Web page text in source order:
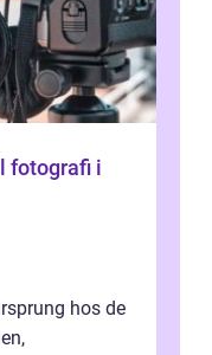
hos de